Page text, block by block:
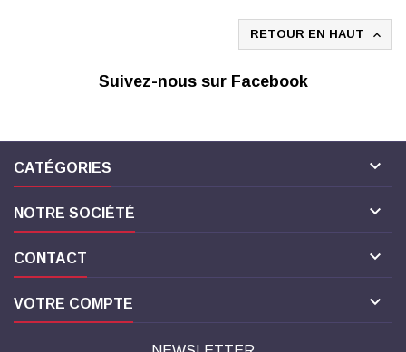
RETOUR EN HAUT 
Suivez-nous sur Facebook
CATÉGORIES 
NOTRE SOCIÉTÉ 
CONTACT 
VOTRE COMPTE 